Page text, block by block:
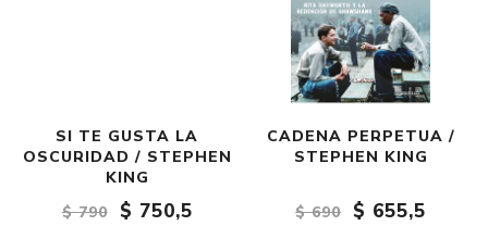
SI TE GUSTA LA
OSCURIDAD / STEPHEN
KING
$ 790
$ 750,5
CADENA PERPETUA /
STEPHEN KING
$ 690 $ 655,5